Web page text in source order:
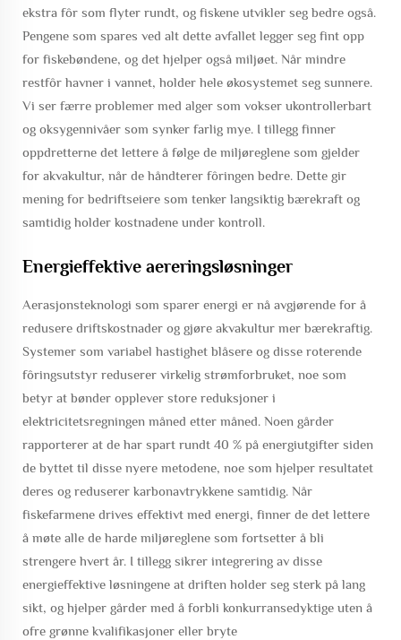
ekstra fôr som flyter rundt, og fiskene utvikler seg bedre også.
Pengene som spares ved alt dette avfallet legger seg fint opp
for fiskebøndene, og det hjelper også miljøet. Når mindre
restfôr havner i vannet, holder hele økosystemet seg sunnere.
Vi ser færre problemer med alger som vokser ukontrollerbart
og oksygennivåer som synker farlig mye. I tillegg finner
oppdretterne det lettere å følge de miljøreglene som gjelder
for akvakultur, når de håndterer fôringen bedre. Dette gir
mening for bedriftseiere som tenker langsiktig bærekraft og
samtidig holder kostnadene under kontroll.
Energieffektive aereringsløsninger
Aerasjonsteknologi som sparer energi er nå avgjørende for å
redusere driftskostnader og gjøre akvakultur mer bærekraftig.
Systemer som variabel hastighet blåsere og disse roterende
fôringsutstyr reduserer virkelig strømforbruket, noe som
betyr at bønder opplever store reduksjoner i
elektricitetsregningen måned etter måned. Noen gårder
rapporterer at de har spart rundt 40 % på energiutgifter siden
de byttet til disse nyere metodene, noe som hjelper resultatet
deres og reduserer karbonavtrykkene samtidig. Når
fiskefarmene drives effektivt med energi, finner de det lettere
å møte alle de harde miljøreglene som fortsetter å bli
strengere hvert år. I tillegg sikrer integrering av disse
energieffektive løsningene at driften holder seg sterk på lang
sikt, og hjelper gårder med å forbli konkurransedyktige uten å
ofre grønne kvalifikasjoner eller bryte